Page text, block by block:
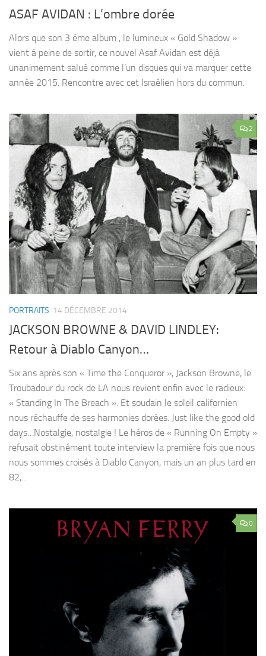
ASAF AVIDAN : L’ombre dorée
Alors que son 3 éme album , le lumineux « Gold Shadow »
vient à peine de sortir, ce nouvel Asaf Avidan est déjà
unanimement salué comme l’un disques qui va marquer cette
année 2015. Rencontre avec cet Israélien hors du commun.
2
PORTRAITS 14 DÉCEMBRE 2014
JACKSON BROWNE & DAVID LINDLEY:
Retour à Diablo Canyon…
Six ans après son « Time the Conqueror », Jackson Browne, le
Troubadour du rock de LA nous revient enfin avec le radieux:
« Standing In The Breach ». Et soudain le soleil californien
nous réchauffe de ses harmonies dorées. Just like the good old
days…Nostalgie, nostalgie ! Le héros de « Running On Empty »
refusait obstinément toute interview la première fois que nous
nous sommes croisés à Diablo Canyon, mais un an plus tard en
82,...
0